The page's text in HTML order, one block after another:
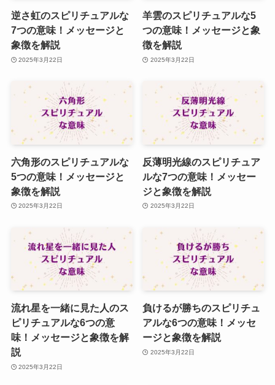
逆さ虹のスピリチュアルな
7つの意味！メッセージと
象徴を解説
2025年3月22日
羊雲のスピリチュアルな5
つの意味！メッセージと象
徴を解説
2025年3月22日
六角形のスピリチュアルな
5つの意味！メッセージと
象徴を解説
2025年3月22日
反薄明光線のスピリチュア
ルな7つの意味！メッセー
ジと象徴を解説
2025年3月22日
流れ星を一緒に見た人のス
ピリチュアルな6つの意
味！メッセージと象徴を解
説
2025年3月22日
負けるが勝ちのスピリチュ
アルな6つの意味！メッセ
ージと象徴を解説
2025年3月22日